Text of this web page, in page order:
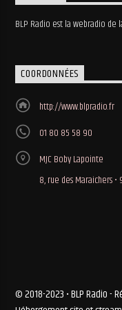
BLP Radio est la webradio de
COORDONNÉES
http://www.blpradio.fr
01 80 85 58 90
MJC Boby Lapointe
8, rue des Maraichers •
© 2018-2023 • BLP Radio -